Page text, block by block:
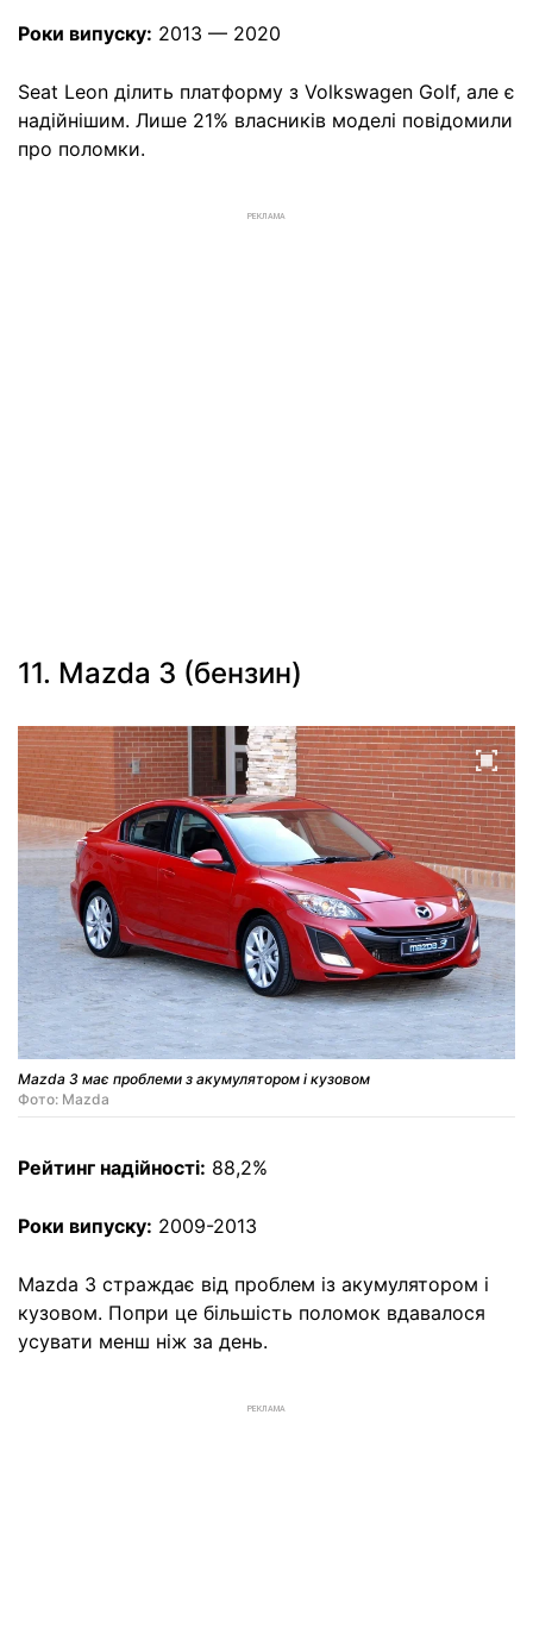
Роки випуску: 2013 — 2020
Seat Leon ділить платформу з Volkswagen Golf, але є
надійнішим. Лише 21% власників моделі повідомили
про поломки.
РЕКЛАМА
11. Mazda 3 (бензин)
Mazda 3 має проблеми з акумулятором і кузовом
Фото: Mazda
Рейтинг надійності: 88,2%
Роки випуску: 2009-2013
Mazda 3 страждає від проблем із акумулятором і
кузовом. Попри це більшість поломок вдавалося
усувати менш ніж за день.
РЕКЛАМА